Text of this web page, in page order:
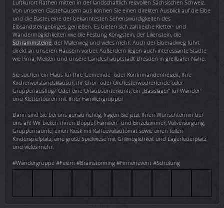
Luftkurort Rathen mitten in der landschaftlich reizvollen Sächsischen Schweiz.
Von unseren Gästehäusern aus können Sie einen direkten Ausblick auf die Elbe
und die Bastei, eine der bekanntesten Sehenswürdigkeiten des
Elbsandsteingebirges, genießen. Es bieten sich zahlreiche Kletter- und
Wandermöglichkeiten wie die Festung Königstein, der Lilienstein, die
Schrammsteine , der Malerweg und vieles mehr. Auch der Elberadweg führt
direkt an unseren Häusern vorbei. Außerdem liegen auch interessante Städte
wie Pirna, Meißen und unsere Landeshauptstadt Dresden in greifbarer Nähe.
Sie suchen ein Haus für Ihre Gemeinde- oder Konfirmandenfreizeit, Ihre
Kirchenvorstandsklausur, Ihr Chor- oder Orchesterwochenende oder
Gruppenausflug? Oder eine Urlaubsunterkunft, ein „Basislager“ für Wander-
und Klettertouren mit Ihrer Familiengruppe?
Dann sind Sie bei uns genau richtig, fragen Sie jetzt Ihren Wunschtermin bei
uns an! Wir bieten Ihnen Doppel, Familien- und Einzelzimmer, Vollversorgung,
Gruppenräume, einen Kiosk mit Kaffeevollautomat sowie einen tollen
Kinderspielplatz, eine große Spielwiese mit Grillmöglichkeit und Lagerfeuerplatz
und vieles mehr.
#Wandergruppe #Feiern #Brainstorming #Firmenevent #Schulung